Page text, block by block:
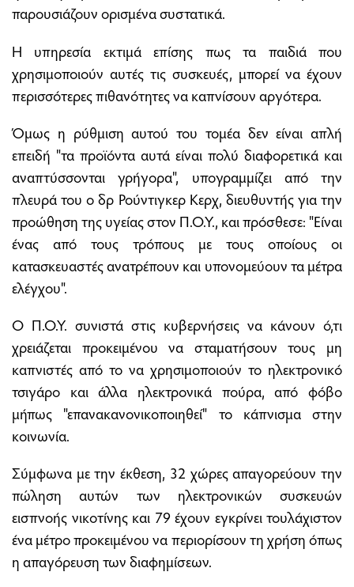
παρουσιάζουν ορισμένα συστατικά.
Η υπηρεσία εκτιμά επίσης πως τα παιδιά που
χρησιμοποιούν αυτές τις συσκευές, μπορεί να έχουν
περισσότερες πιθανότητες να καπνίσουν αργότερα.
Όμως η ρύθμιση αυτού του τομέα δεν είναι απλή
επειδή "τα προϊόντα αυτά είναι πολύ διαφορετικά και
αναπτύσσονται γρήγορα", υπογραμμίζει από την
πλευρά του ο δρ Ρούντιγκερ Κερχ, διευθυντής για την
προώθηση της υγείας στον Π.Ο.Υ., και πρόσθεσε: "Είναι
ένας από τους τρόπους με τους οποίους οι
κατασκευαστές ανατρέπουν και υπονομεύουν τα μέτρα
ελέγχου".
Ο Π.Ο.Υ. συνιστά στις κυβερνήσεις να κάνουν ό,τι
χρειάζεται προκειμένου να σταματήσουν τους μη
καπνιστές από το να χρησιμοποιούν το ηλεκτρονικό
τσιγάρο και άλλα ηλεκτρονικά πούρα, από φόβο
μήπως "επανακανονικοποιηθεί" το κάπνισμα στην
κοινωνία.
Σύμφωνα με την έκθεση, 32 χώρες απαγορεύουν την
πώληση αυτών των ηλεκτρονικών συσκευών
εισπνοής νικοτίνης και 79 έχουν εγκρίνει τουλάχιστον
ένα μέτρο προκειμένου να περιορίσουν τη χρήση όπως
η απαγόρευση των διαφημίσεων.